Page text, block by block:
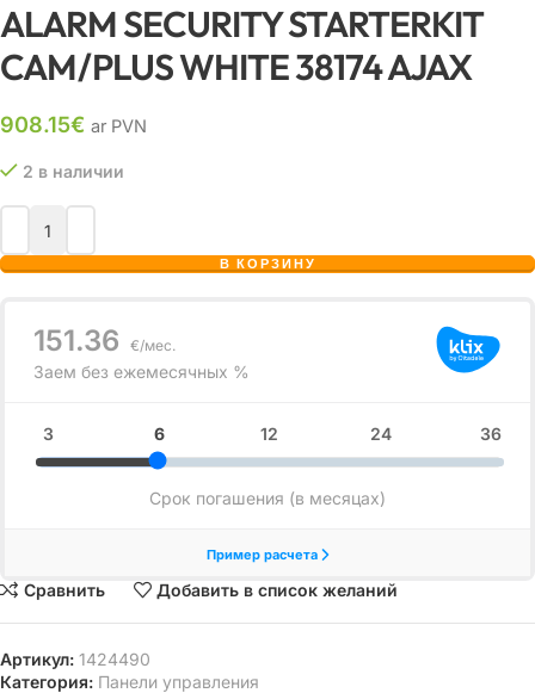
ALARM SECURITY STARTERKIT
CAM/PLUS WHITE 38174 AJAX
908.15€ ar PVN
2 в наличии
В КОРЗИНУ
Сравнить Добавить в список желаний
Артикул: 1424490
Категория: Панели управления